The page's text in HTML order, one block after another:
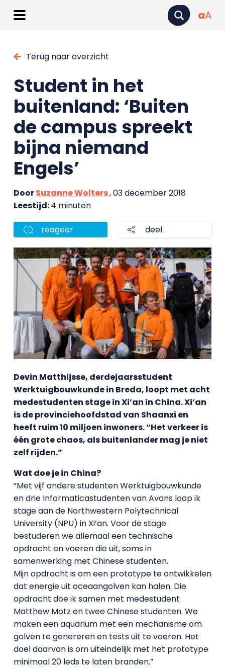
aA
Terug naar overzicht
Student in het
buitenland: ‘Buiten
de campus spreekt
bijna niemand
Engels’
DoorSuzanne Wolters, 03 december 2018
Leestijd:4 minuten
reageer deel
Devin Matthijsse, derdejaarsstudent
Werktuigbouwkunde in Breda, loopt met acht
medestudenten stage in Xi’an in China. Xi’an
is de provinciehoofdstad van Shaanxi en
heeft ruim 10 miljoen inwoners. “Het verkeer is
één grote chaos, als buitenlander mag je niet
zelf rijden.”
Wat doe je in China?
“Met vijf andere studenten Werktuigbouwkunde
en drie Informaticastudenten van Avans loop ik
stage aan de Northwestern Polytechnical
University (NPU) in Xi’an. Voor de stage
bestuderen we allemaal een technische
opdracht en voeren die uit, soms in
samenwerking met Chinese studenten.
Mijn opdracht is om een prototype te ontwikkelen
dat energie uit oceaangolven kan halen. Die
opdracht doe ik samen met medestudent
Matthew Motz en twee Chinese studenten. We
maken een aquarium met een mechanisme om
golven te genereren en tests uit te voeren. Het
doel daarvan is om uiteindelijk met het prototype
minimaal 20 leds te laten branden.”